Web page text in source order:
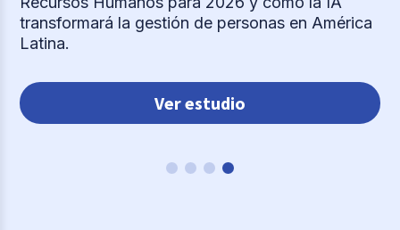
transformará la gestión de personas en América
Latina.
Ver estudio